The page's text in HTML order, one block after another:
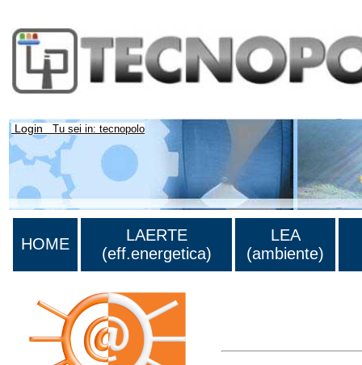
Login Tu sei in: tecnopolo
HOME
LAERTE
(eff.energetica)
LEA
(ambiente)